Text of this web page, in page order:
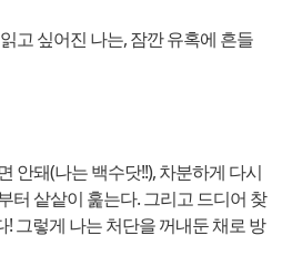
고 싶어진 나는, 잠깐 유혹에 흔들
안돼(나는 백수닷!!), 차분하게 다시
터 샅샅이 훑는다. 그리고 드디어 찾
! 그렇게 나는 처단을 꺼내둔 채로 방